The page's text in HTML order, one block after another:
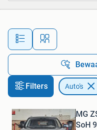
Alle
Filters Auto's
Bewaren
Mijn
Favorieten
MG
SoH